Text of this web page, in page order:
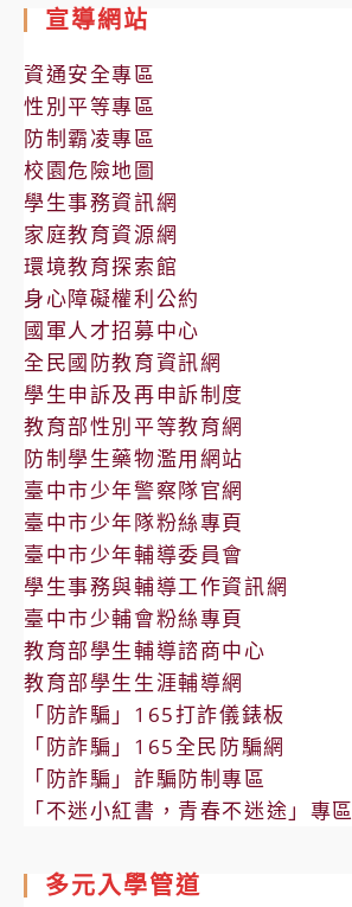
公
告
宣導網站
資通安全專區
性別平等專區
防制霸凌專區
校園危險地圖
學生事務資訊網
家庭教育資源網
環境教育探索館
身心障礙權利公約
國軍人才招募中心
全民國防教育資訊網
學生申訴及再申訴制度
教育部性別平等教育網
防制學生藥物濫用網站
臺中市少年警察隊官網
臺中市少年隊粉絲專頁
臺中市少年輔導委員會
學生事務與輔導工作資訊網
臺中市少輔會粉絲專頁
教育部學生輔導諮商中心
教育部學生生涯輔導網
「防詐騙」165打詐儀錶板
「防詐騙」165全民防騙網
「防詐騙」詐騙防制專區
「不迷小紅書，青春不迷途」專區
多元入學管道